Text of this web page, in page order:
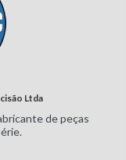
Ltda
de peças